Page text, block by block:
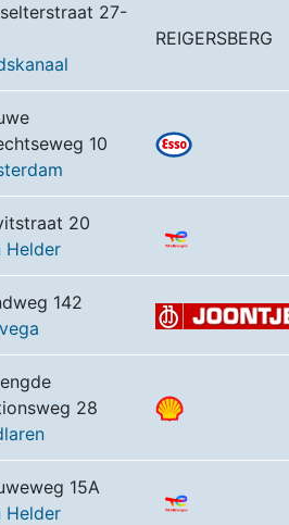
27-
REIGERSBERG
10
20
Helder
142
28
15A
Helder